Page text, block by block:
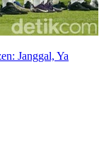
Janggal, Ya